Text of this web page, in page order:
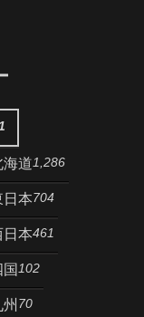
道1,286
本704
本461
102
70